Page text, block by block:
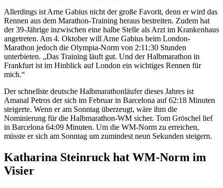
Allerdings ist Arne Gabius nicht der große Favorit, denn er wird das
Rennen aus dem Marathon-Training heraus bestreiten. Zudem hat
der 39-Jährige inzwischen eine halbe Stelle als Arzt im Krankenhaus
angetreten. Am 4. Oktober will Arne Gabius beim London-
Marathon jedoch die Olympia-Norm von 2:11:30 Stunden
unterbieten. „Das Training läuft gut. Und der Halbmarathon in
Frankfurt ist im Hinblick auf London ein wichtiges Rennen für
mich.“
Der schnellste deutsche Halbmarathonläufer dieses Jahres ist
Amanal Petros der sich im Februar in Barcelona auf 62:18 Minuten
steigerte. Wenn er am Sonntag überzeugt, wäre ihm die
Nominierung für die Halbmarathon-WM sicher. Tom Gröschel lief
in Barcelona 64:09 Minuten. Um die WM-Norm zu erreichen,
müsste er sich am Sonntag um zumindest neun Sekunden steigern.
Katharina Steinruck hat WM-Norm im
Visier